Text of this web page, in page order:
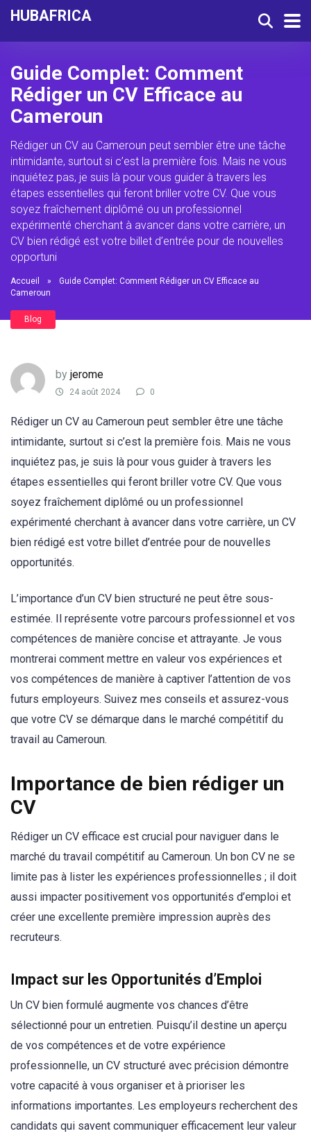
HUBAFRICA
Guide Complet: Comment
Rédiger un CV Efficace au
Cameroun
Rédiger un CV au Cameroun peut sembler être une tâche
intimidante, surtout si c’est la première fois. Mais ne vous
inquiétez pas, je suis là pour vous guider à travers les
étapes essentielles qui feront briller votre CV. Que vous
soyez fraîchement diplômé ou un professionnel
expérimenté cherchant à avancer dans votre carrière, un
CV bien rédigé est votre billet d’entrée pour de nouvelles
opportuni
Accueil »
Guide Complet: Comment Rédiger un CV Efficace au
Cameroun
Blog
by jerome
24 août 2024 0
Rédiger un CV au Cameroun peut sembler être une tâche
intimidante, surtout si c’est la première fois. Mais ne vous
inquiétez pas, je suis là pour vous guider à travers les
étapes essentielles qui feront briller votre CV. Que vous
soyez fraîchement diplômé ou un professionnel
expérimenté cherchant à avancer dans votre carrière, un CV
bien rédigé est votre billet d’entrée pour de nouvelles
opportunités.
L’importance d’un CV bien structuré ne peut être sous-
estimée. Il représente votre parcours professionnel et vos
compétences de manière concise et attrayante. Je vous
montrerai comment mettre en valeur vos expériences et
vos compétences de manière à captiver l’attention de vos
futurs employeurs. Suivez mes conseils et assurez-vous
que votre CV se démarque dans le marché compétitif du
travail au Cameroun.
Importance de bien rédiger un
CV
Rédiger un CV efficace est crucial pour naviguer dans le
marché du travail compétitif au Cameroun. Un bon CV ne se
limite pas à lister les expériences professionnelles ; il doit
aussi impacter positivement vos opportunités d’emploi et
créer une excellente première impression auprès des
recruteurs.
Impact sur les Opportunités d’Emploi
Un CV bien formulé augmente vos chances d’être
sélectionné pour un entretien. Puisqu’il destine un aperçu
de vos compétences et de votre expérience
professionnelle, un CV structuré avec précision démontre
votre capacité à vous organiser et à prioriser les
informations importantes. Les employeurs recherchent des
candidats qui savent communiquer efficacement leur valeur